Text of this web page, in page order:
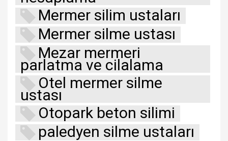
Mermer silim ustaları
Mermer silme ustası
Mezar mermeri
parlatma ve cilalama
Otel mermer silme
ustası
Otopark beton silimi
paledyen silme ustaları